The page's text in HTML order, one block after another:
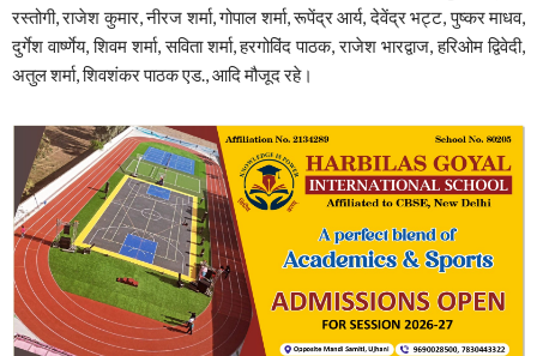
रस्तोगी, राजेश कुमार, नीरज शर्मा, गोपाल शर्मा, रूपेंद्र आर्य, देवेंद्र भट्ट, पुष्कर माधव,
दुर्गेश वार्ष्णेय, शिवम शर्मा, सविता शर्मा, हरगोविंद पाठक, राजेश भारद्वाज, हरिओम द्विवेदी,
अतुल शर्मा, शिवशंकर पाठक एड., आदि मौजूद रहे।